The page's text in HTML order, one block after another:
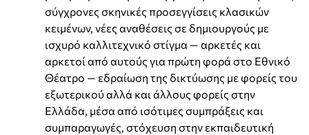
σύγχρονες σκηνικές προσεγγίσεις κλασικών
κειμένων, νέες αναθέσεις σε δημιουργούς με
ισχυρό καλλιτεχνικό στίγμα — αρκετές και
αρκετοί από αυτούς για πρώτη φορά στο Εθνικό
Θέατρο — εδραίωση της δικτύωσης με φορείς του
εξωτερικού αλλά και άλλους φορείς στην
Ελλάδα, μέσα από ισότιμες συμπράξεις και
συμπαραγωγές, στόχευση στην εκπαιδευτική